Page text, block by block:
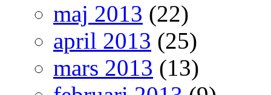
maj 2013 (22)
april 2013 (25)
mars 2013 (13)